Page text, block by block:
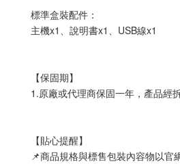
標準盒裝配件：
主機x1、說明書x1、USB線x1
【保固期】
1.原廠或代理商保固一年，產品經
【貼心提醒】
📌商品規格與標售包裝內容物以官